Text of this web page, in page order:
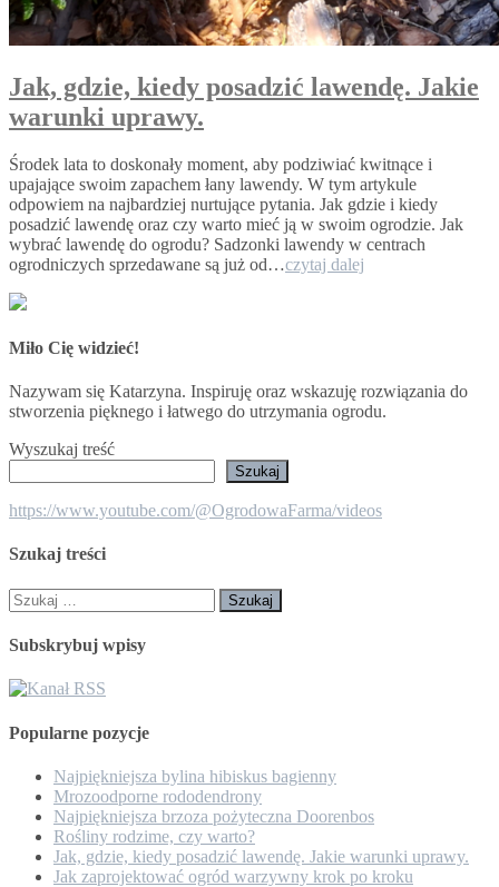
Jak, gdzie, kiedy posadzić lawendę. Jakie
warunki uprawy.
Środek lata to doskonały moment, aby podziwiać kwitnące i
upajające swoim zapachem łany lawendy. W tym artykule
odpowiem na najbardziej nurtujące pytania. Jak gdzie i kiedy
posadzić lawendę oraz czy warto mieć ją w swoim ogrodzie. Jak
wybrać lawendę do ogrodu? Sadzonki lawendy w centrach
ogrodniczych sprzedawane są już od…czytaj dalej
warunki
uprawy.
Miło Cię widzieć!
Nazywam się Katarzyna. Inspiruję oraz wskazuję rozwiązania do
stworzenia pięknego i łatwego do utrzymania ogrodu.
Wyszukaj treść
Szukaj
https://www.youtube.com/@OgrodowaFarma/videos
Szukaj treści
Szukaj:
Subskrybuj wpisy
Popularne pozycje
Najpiękniejsza bylina hibiskus bagienny
Mrozoodporne rododendrony
Najpiękniejsza brzoza pożyteczna Doorenbos
Rośliny rodzime, czy warto?
Jak, gdzie, kiedy posadzić lawendę. Jakie warunki uprawy.
Jak zaprojektować ogród warzywny krok po kroku